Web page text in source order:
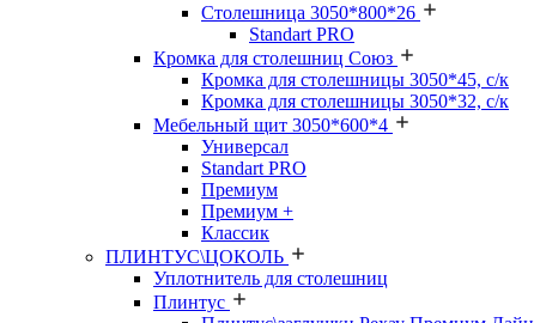
Столешница 3050*800*26
Standart PRO
Кромка для столешниц Союз
Кромка для столешницы 3050*45, с/к
Кромка для столешницы 3050*32, с/к
Мебельный щит 3050*600*4
Универсал
Standart PRO
Премиум
Премиум +
Классик
ПЛИНТУС\ЦОКОЛЬ
Уплотнитель для столешниц
Плинтус